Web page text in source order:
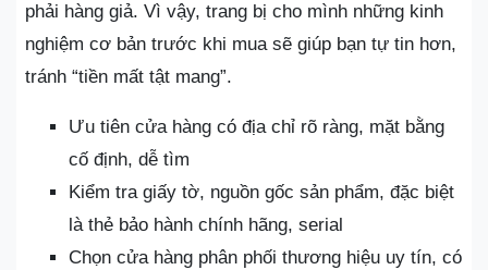
phải hàng giả. Vì vậy, trang bị cho mình những kinh
nghiệm cơ bản trước khi mua sẽ giúp bạn tự tin hơn,
tránh “tiền mất tật mang”.
Ưu tiên cửa hàng có địa chỉ rõ ràng, mặt bằng
cố định, dễ tìm
Kiểm tra giấy tờ, nguồn gốc sản phẩm, đặc biệt
là thẻ bảo hành chính hãng, serial
Chọn cửa hàng phân phối thương hiệu uy tín, có